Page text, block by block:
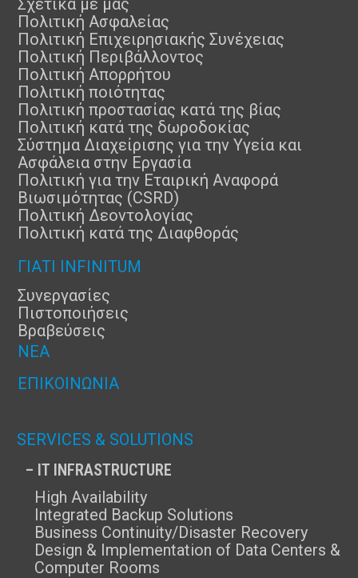
Σχετικά με μας
Πολιτική Ασφαλείας
Πολιτική Επιχειρησιακής Συνέχειας
Πολιτική Περιβάλλοντος
Πολιτική Απορρήτου
Πολιτική ποιότητας
Πολιτική προστασίας κατά της βίας
Πολιτική κατά της δωροδοκίας
Σύστημα Διαχείρισης για την Υγεία και
Ασφάλεια στην Εργασία
Πολιτική για την Εταιρική Αναφορά
Βιωσιμότητας (CSRD)
Πολιτική Δεοντολογίας
Πολιτική κατά της Διαφθοράς
ΓΙΑΤΊ INFINITUM
Συνεργασίες
Πιστοποιήσεις
Βραβεύσεις
ΝΈΑ
ΕΠΙΚΟΙΝΩΝΊΑ
SERVICES & SOLUTIONS
– IT INFRASTRUCTURE
High Availability
Integrated Backup Solutions
Business Continuity/Disaster Recovery
Design & Implementation of Data Centers &
Computer Rooms